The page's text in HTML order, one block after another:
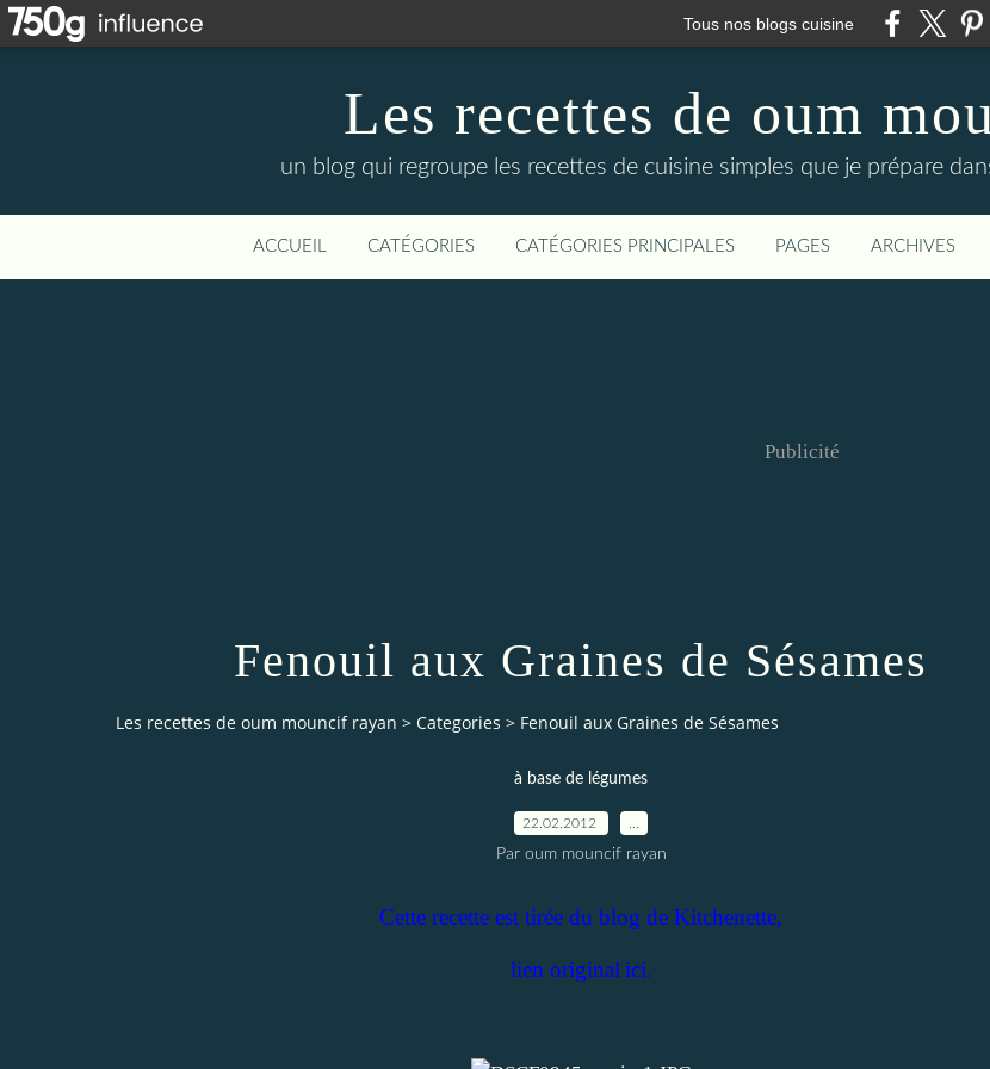
Tous nos blogs cuisine
Les recettes de oum
un blog qui regroupe les recettes de cuisine simples que je prépare
ACCUEIL CATÉGORIES CATÉGORIES PRINCIPALES PAGES ARCHIVES
Publicité
Fenouil aux Graines de Sésames
Les recettes de oum mouncif rayan > Categories > Fenouil aux Graines de Sésames
à base de légumes
22.02.2012
Par oum mouncif rayan
Cette recette est tirée du blog de Kitchenette,
lien original ici.